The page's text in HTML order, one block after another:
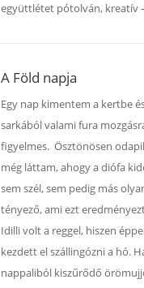
együttlétet pótolván, kreatív
A Föld napja
Egy nap kimentem a kertbe
sarkából valami fura
figyelmes. Ösztönösen
még láttam, ahogy a diófa
sem szél, sem pedig más
tényező, ami ezt
Idilli volt a reggel, hiszen
kezdett el szállingózni a hó.
nappaliból kiszűrődő